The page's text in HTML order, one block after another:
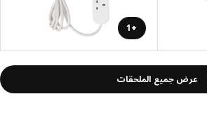
+1
عرض جميع الملحقات